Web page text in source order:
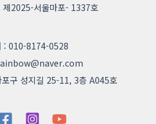
제2025-서울마포- 1337호
: 010-8174-0528
구 성지길 25-11, 3층 A045호